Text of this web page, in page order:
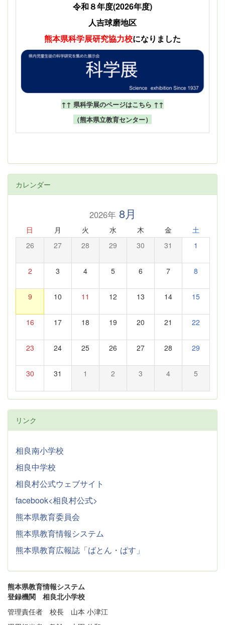
令和８年度(2026年度)
人吉球磨地区
熊本県科学展研究協力校になりました
↑↑ 県科学展のページはこちら ↑↑
（熊本県立教育センター）
カレンダー
2026年8月
日 月 火 水 木 金 土
26 27 28 29 30 31 1
2 3 4 5 6 7 8
9 10 11 12 13 14 15
16 17 18 19 20 21 22
23 24 25 26 27 28 29
30 31 1 2 3 4 5
リンク
相良南小学校
相良中学校
相良村公式ウェブサイト
facebook<相良村公式>
熊本県教育委員会
熊本県教育情報システム
熊本県教育広報誌「ばとん・ぱす」
熊本県教育情報システム
登録機関 相良北小学校
管理責任者 校長 山本 小津江